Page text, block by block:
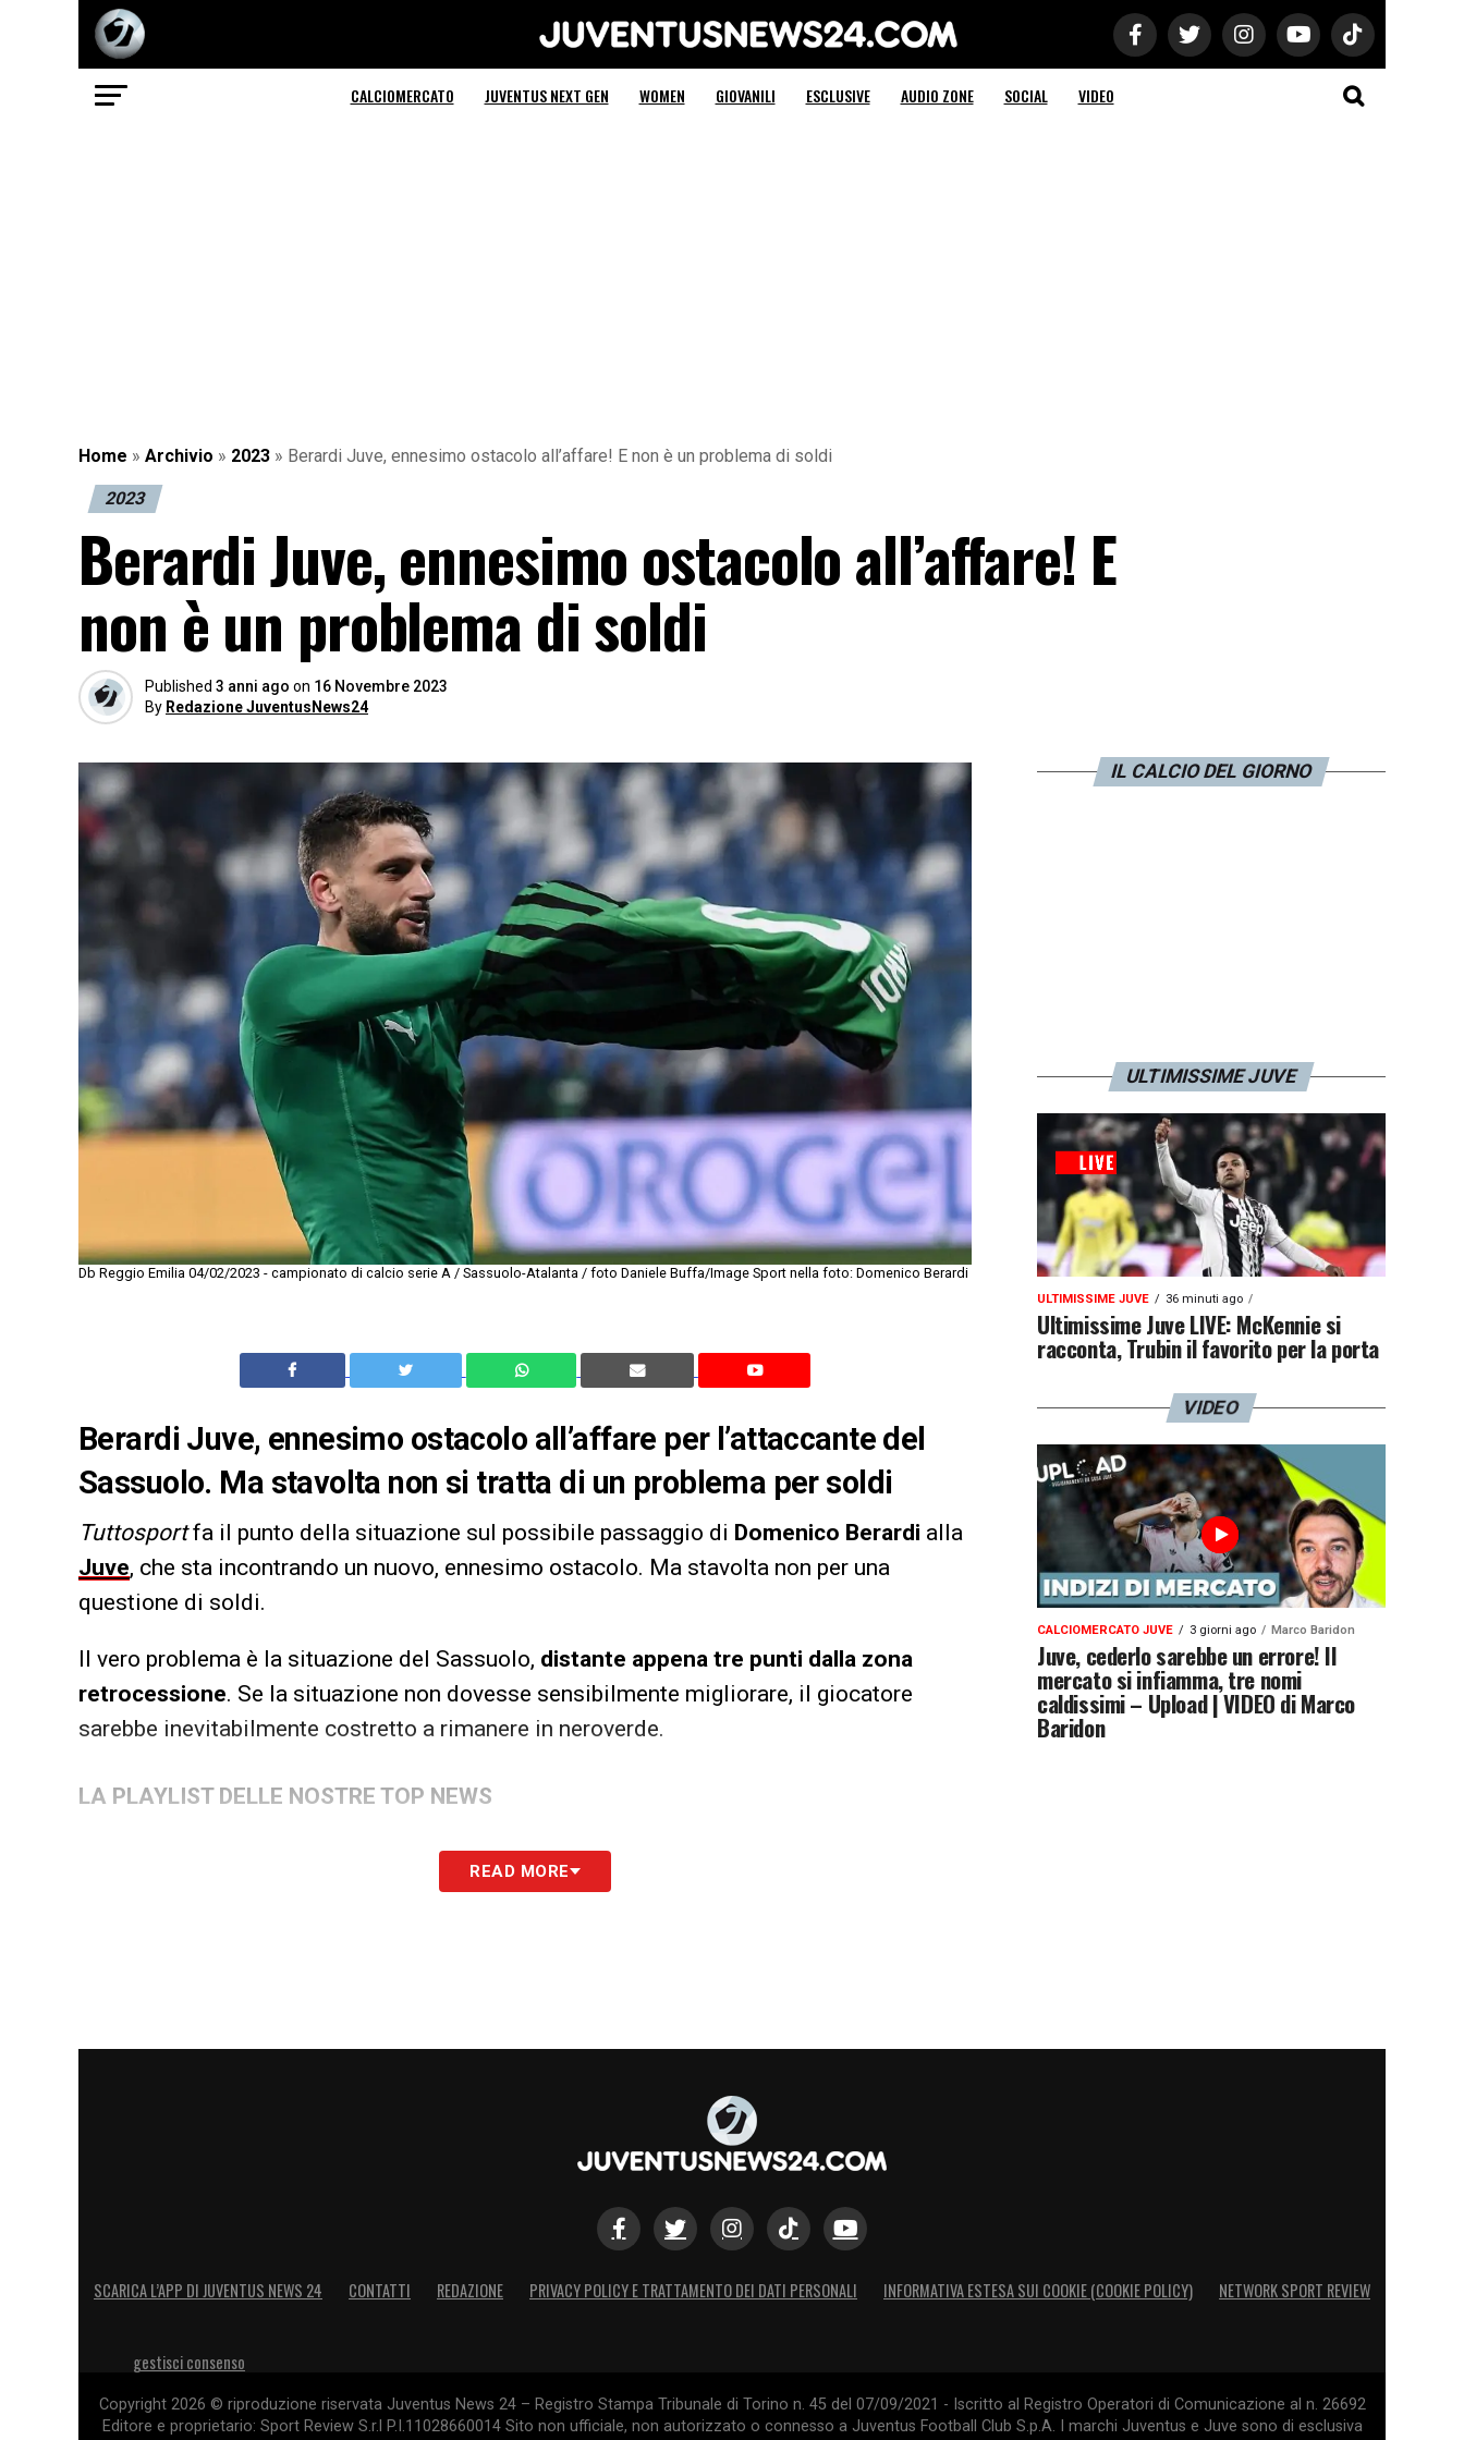
Juventus News 24
CALCIOMERCATO JUVENTUS NEXT GEN WOMEN GIOVANILI ESCLUSIVE AUDIO ZONE SOCIAL VIDEO
Home » Archivio » 2023 » Berardi Juve, ennesimo ostacolo all’affare! E non è un problema di soldi
2023
Berardi Juve, ennesimo ostacolo all’affare! E
non è un problema di soldi
Published 3 anni ago on 16 Novembre 2023
By Redazione JuventusNews24
Db Reggio Emilia 04/02/2023 - campionato di calcio serie A / Sassuolo-Atalanta / foto Daniele Buffa/Image Sport nella foto: Domenico Berardi
Berardi Juve, ennesimo ostacolo all’affare per l’attaccante del
Sassuolo. Ma stavolta non si tratta di un problema per soldi
Tuttosportfa il punto della situazione sul possibile passaggio di Domenico Berardi alla
Juve, che sta incontrando un nuovo, ennesimo ostacolo. Ma stavolta non per una
questione di soldi.
Il vero problema è la situazione del Sassuolo, distante appena tre punti dalla zona
retrocessione. Se la situazione non dovesse sensibilmente migliorare, il giocatore
sarebbe inevitabilmente costretto a rimanere in neroverde.
LA PLAYLIST DELLE NOSTRE TOP NEWS
READ MORE
IL CALCIO DEL GIORNO
ULTIMISSIME JUVE
ULTIMISSIME JUVE 36 minuti ago
Ultimissime Juve LIVE: McKennie si
racconta, Trubin il favorito per la porta
VIDEO
CALCIOMERCATO JUVE 3 giorni ago Marco Baridon
Juve, cederlo sarebbe un errore! Il
mercato si infiamma, tre nomi
caldissimi – Upload | VIDEO di Marco
Baridon
SCARICA L’APP DI JUVENTUS NEWS 24 CONTATTI REDAZIONE PRIVACY POLICY E TRATTAMENTO DEI DATI PERSONALI INFORMATIVA ESTESA SUI COOKIE (COOKIE POLICY) NETWORK SPORT REVIEW
gestisci consenso
Copyright 2026 © riproduzione riservata Juventus News 24 – Registro Stampa Tribunale di Torino n. 45 del 07/09/2021 - Iscritto al Registro Operatori di Comunicazione al n. 26692
Editore e proprietario: Sport Review S.r.l P.I.11028660014 Sito non ufficiale, non autorizzato o connesso a Juventus Football Club S.p.A. I marchi Juventus e Juve sono di esclusiva